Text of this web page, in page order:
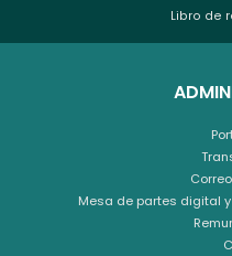
Libro de
Mesa de partes digital